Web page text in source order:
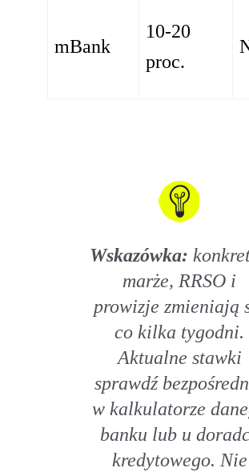
mBank
10-20
proc.
Wskazówka:
marże, RRSO i
prowizje zmieniają
co kilka tygodni.
Aktualne stawki
sprawdź
w kalkulatorze
banku lub u
kredytowego. Nie